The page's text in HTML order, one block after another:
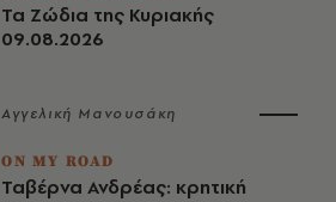
Τα Ζώδια της Κυριακής
09.08.2026
Αγγελική Μανουσάκη
ON MY ROAD
Ταβέρνα Ανδρέας: κρητική